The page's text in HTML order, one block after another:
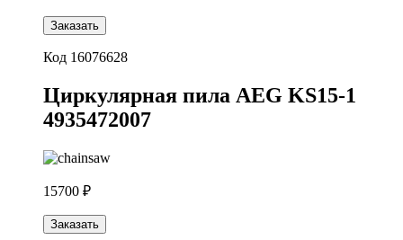
Заказать
Код 16076628
Циркулярная пила AEG KS15-1
4935472007
15700 ₽
Заказать